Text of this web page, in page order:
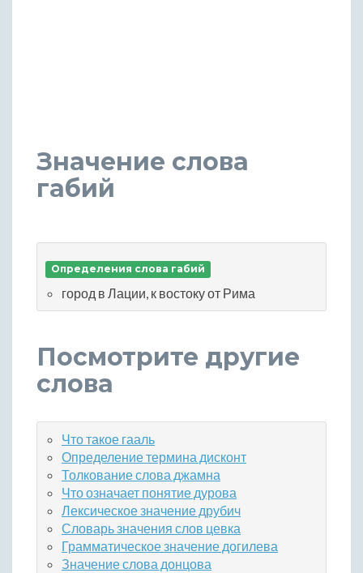
Значение слова
габий
Определения слова габий
город в Лации, к востоку от Рима
Посмотрите другие
слова
Что такое гааль
Определение термина дисконт
Толкование слова джамна
Что означает понятие дурова
Лексическое значение друбич
Словарь значения слов цевка
Грамматическое значение догилева
Значение слова донцова